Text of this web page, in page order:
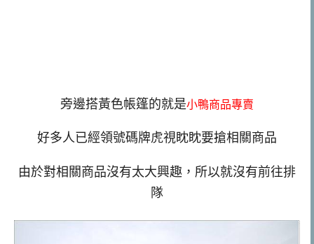
旁邊搭黃色帳篷的就是小鴨商品專賣
好多人已經領號碼牌虎視眈眈要搶相關商品
由於對相關商品沒有太大興趣，所以就沒有前往排
隊